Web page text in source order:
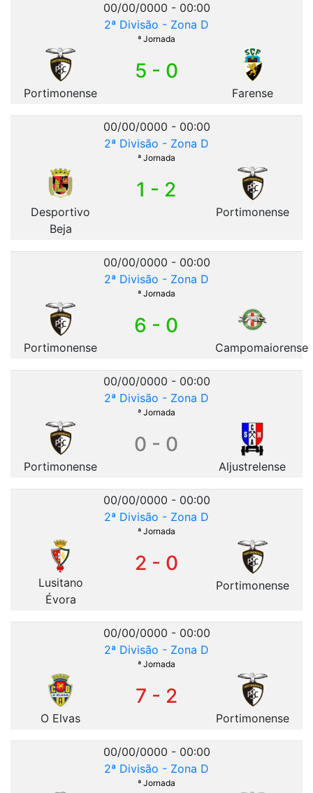
00/00/0000 - 00:00
2ª Divisão - Zona D
ª Jornada
Portimonense
5 - 0
Farense
00/00/0000 - 00:00
2ª Divisão - Zona D
ª Jornada
Desportivo
Beja
1 - 2
Portimonense
00/00/0000 - 00:00
2ª Divisão - Zona D
ª Jornada
Portimonense
6 - 0
Campomaiorense
00/00/0000 - 00:00
2ª Divisão - Zona D
ª Jornada
Portimonense
0 - 0
Aljustrelense
00/00/0000 - 00:00
2ª Divisão - Zona D
ª Jornada
Lusitano
Évora
2 - 0
Portimonense
00/00/0000 - 00:00
2ª Divisão - Zona D
ª Jornada
O Elvas
7 - 2
Portimonense
00/00/0000 - 00:00
2ª Divisão - Zona D
ª Jornada